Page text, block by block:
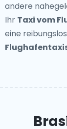
andere
Ihr Taxi vom
eine